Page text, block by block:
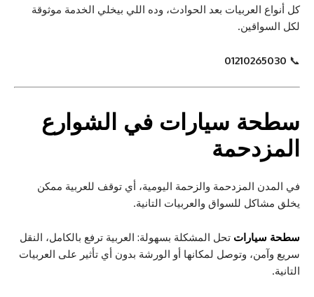
كل أنواع العربيات بعد الحوادث، وده اللي بيخلي الخدمة موثوقة
لكل السواقين.
📞
01210265030
سطحة سيارات في الشوارع
المزدحمة
في المدن المزدحمة والزحمة اليومية، أي توقف للعربية ممكن
يخلق مشاكل للسواق والعربيات التانية.
سطحة سيارات تحل المشكلة بسهولة: العربية ترفع بالكامل، النقل
سريع وآمن، وتوصل لمكانها أو الورشة بدون أي تأثير على العربيات
التانية.